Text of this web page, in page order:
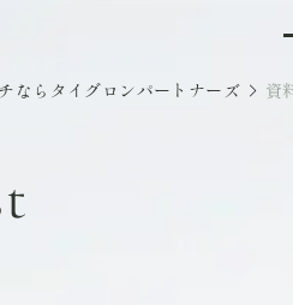
ならタイグロンパートナーズ 資